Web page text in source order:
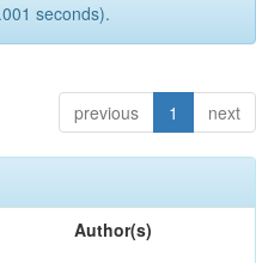
seconds).
previous 1 next
Author(s)